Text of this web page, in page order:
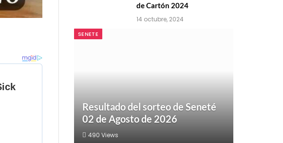
de Cartón 2024
14 octubre, 2024
SENETE
Resultado del sorteo de Seneté
02 de Agosto de 2026
490 Views